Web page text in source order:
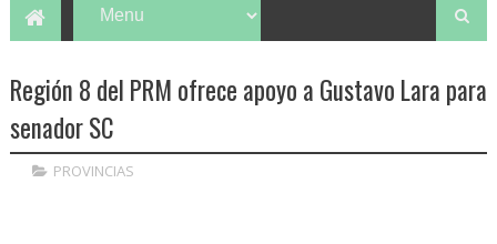
Región 8 del PRM ofrece apoyo a Gustavo Lara para
senador SC
PROVINCIAS